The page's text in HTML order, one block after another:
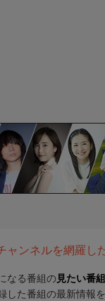
ンネルを網羅し
なる番組の 見たい番組
した番組の最新情報